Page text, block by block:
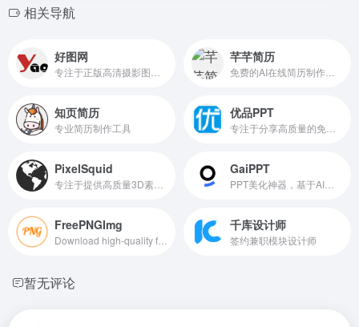
相关导航
好图网 芊芊简历
知页简历
专业简历制作工具
优品PPT
PixelSquid GaiPPT
FreePNGImg 千库设计师
签约兼职模块设计师
暂无评论